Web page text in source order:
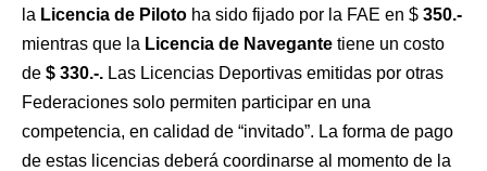
la Licencia de Piloto ha sido fijado por la FAE en $ 350.-
mientras que la Licencia de Navegante tiene un costo
de $ 330.-. Las Licencias Deportivas emitidas por otras
Federaciones solo permiten participar en una
competencia, en calidad de “invitado”. La forma de pago
de estas licencias deberá coordinarse al momento de la